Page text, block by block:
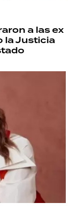
a las ex
la Justicia